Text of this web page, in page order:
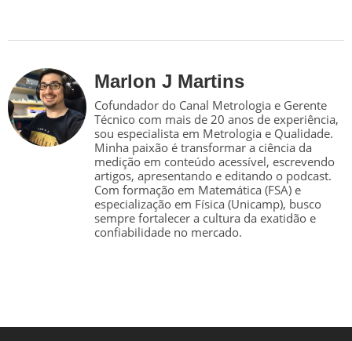
Marlon J Martins
Cofundador do Canal Metrologia e Gerente
Técnico com mais de 20 anos de experiência,
sou especialista em Metrologia e Qualidade.
Minha paixão é transformar a ciência da
medição em conteúdo acessível, escrevendo
artigos, apresentando e editando o podcast.
Com formação em Matemática (FSA) e
especialização em Física (Unicamp), busco
sempre fortalecer a cultura da exatidão e
confiabilidade no mercado.